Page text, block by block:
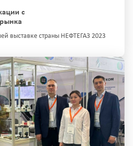
с
выставке страны НЕФТЕГАЗ 2023